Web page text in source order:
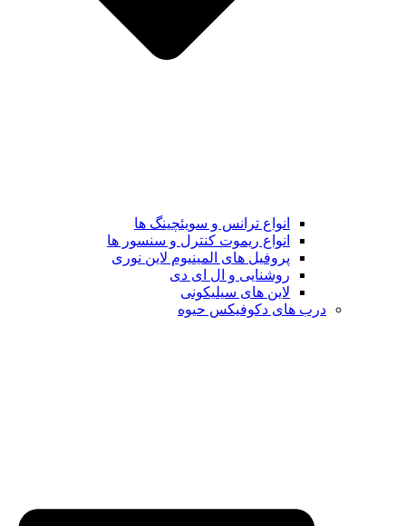
انواع ترانس و سویئچینگ ها
انواع ریموت کنترل و سنسور ها
پروفیل های المینیوم لاین نوری
روشنایی و ال ای دی
لاین های سیلیکونی
درب های دکوفیکس حیوه